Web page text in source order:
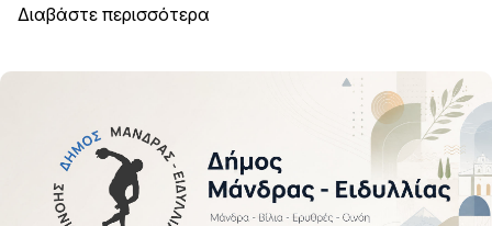
Διαβάστε περισσότερα